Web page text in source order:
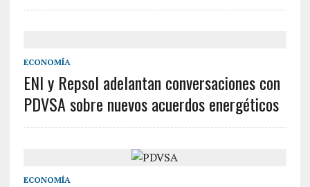
ECONOMÍA
ENI y Repsol adelantan conversaciones con
PDVSA sobre nuevos acuerdos energéticos
ECONOMÍA